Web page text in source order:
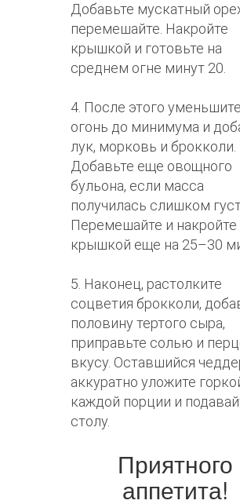
Добавьте мускатный
перемешайте. Накройте
крышкой и готовьте на
среднем огне минут 20.
4. После этого уменьшите
огонь до минимума и
лук, морковь и брокколи.
Добавьте еще овощного
бульона, если масса
получилась слишком
Перемешайте и накройте
крышкой еще на 25–30
5. Наконец, растолките
соцветия брокколи,
половину тертого сыра,
приправьте солью и
вкусу. Оставшийся
аккуратно уложите
каждой порции и
столу.
Приятного
аппетита!